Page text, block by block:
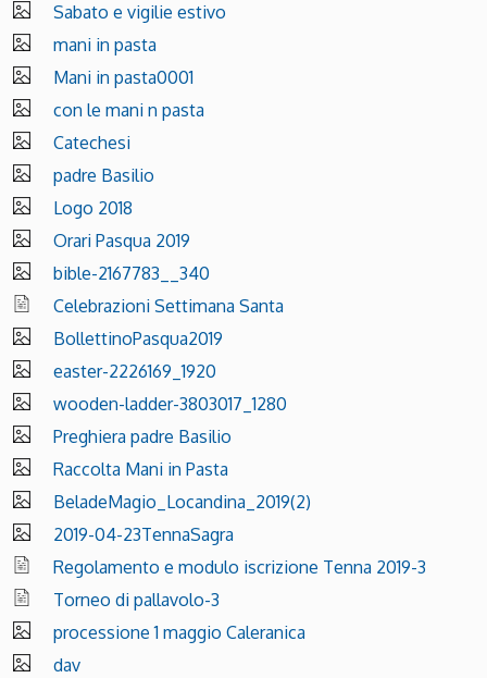
Sabato e vigilie estivo
mani in pasta
Mani in pasta0001
con le mani n pasta
Catechesi
padre Basilio
Logo 2018
Orari Pasqua 2019
bible-2167783__340
Celebrazioni Settimana Santa
BollettinoPasqua2019
easter-2226169_1920
wooden-ladder-3803017_1280
Preghiera padre Basilio
Raccolta Mani in Pasta
BeladeMagio_Locandina_2019(2)
2019-04-23TennaSagra
Regolamento e modulo iscrizione Tenna 2019-3
Torneo di pallavolo-3
processione 1 maggio Caleranica
dav